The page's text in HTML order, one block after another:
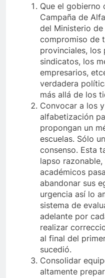
Que el gobierno
Campaña de
del Ministerio
compromiso de
provinciales,
sindicatos, los
empresarios,
verdadera
más allá de los
Convocar a los
alfabetización
propongan un
escuelas. Sólo
consenso. Esta
lapso
académicos
abandonar sus
urgencia así lo
sistema de
adelante por
realizar
al final del
sucedió.
Consolidar
altamente